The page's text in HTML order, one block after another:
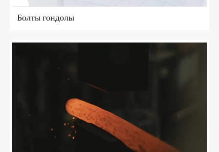
Болты гондолы